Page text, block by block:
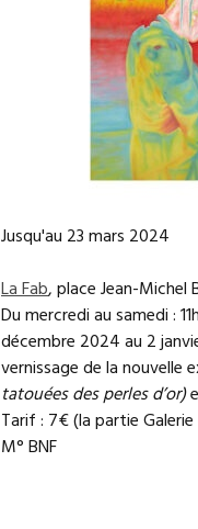
Jusqu'au 23 mars 2024
La Fab, place Jean-Michel
Du mercredi au samedi :
décembre 2024 au 2
vernissage de la nouvelle
tatouées des perles d’or)
Tarif : 7€ (la partie
M° BNF